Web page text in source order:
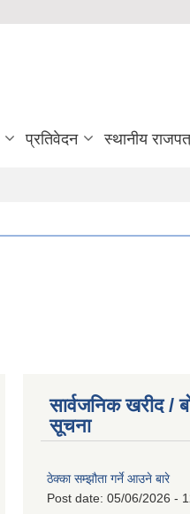
प्रतिवेदन स्थानीय
सार्वजनिक खरीद /
सूचना
ठेक्का सम्झौता गर्ने आउने बारे
Post date: 05/06/2026 -